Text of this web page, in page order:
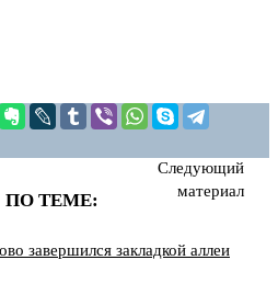
Следующий
материал
ПО ТЕМЕ:
завершился закладкой аллеи